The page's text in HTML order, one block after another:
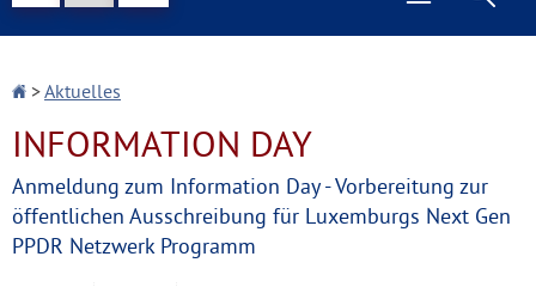
Startseite
>Aktuelles
INFORMATION DAY
Anmeldung zum Information Day - Vorbereitung zur
öffentlichen Ausschreibung für Luxemburgs Next Gen
PPDR Netzwerk Programm